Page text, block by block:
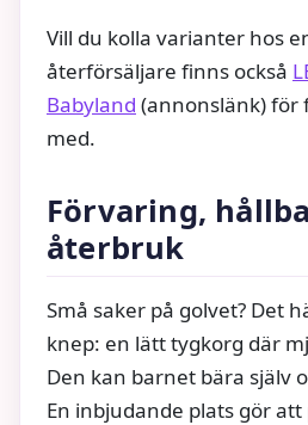
Vill du kolla varianter hos
återförsäljare finns också
Babyland (annonslänk) för
med.
Förvaring,
återbruk
Små saker på golvet? Det
knep: en lätt tygkorg där
Den kan barnet bära själv
En inbjudande plats gör